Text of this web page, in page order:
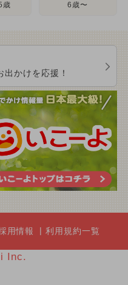
歳 6歳〜
かけを応援！
用情報 利用規約一覧
Inc.